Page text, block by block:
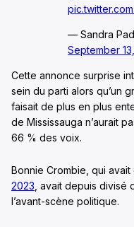
— Sandra
September
Cette annonce surprise
sein du parti alors qu’un
faisait de plus en plus
de Mississauga n’aurait
66 % des voix.
Bonnie Crombie, qui avait
2023 , avait depuis
l’avant-scène politique.